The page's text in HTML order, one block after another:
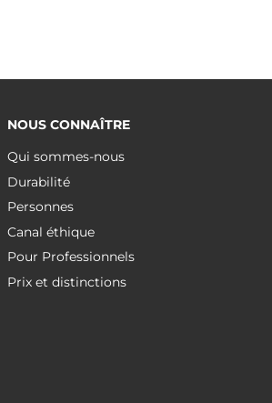
NOUS CONNAÎTRE
Qui sommes-nous
Durabilité
Personnes
Canal éthique
Pour Professionnels
Prix et distinctions